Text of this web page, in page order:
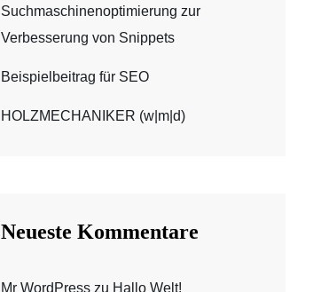
Suchmaschinenoptimierung zur
Verbesserung von Snippets
Beispielbeitrag für SEO
HOLZMECHANIKER (w|m|d)
Neueste Kommentare
Mr WordPresszu Hallo Welt!